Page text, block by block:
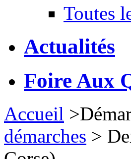
Toutes
Actualités
Foire Aux
Accueil >
démarches >